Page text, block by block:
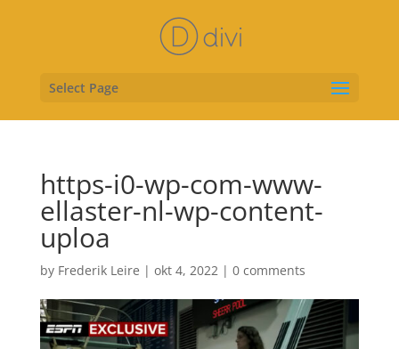
Select Page
https-i0-wp-com-www-
ellaster-nl-wp-content-
uploa
by Frederik Leire | okt 4, 2022| 0 comments